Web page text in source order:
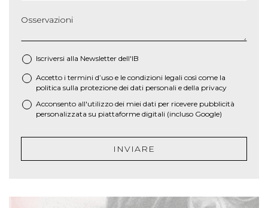
Osservazioni
Iscriversi alla Newsletter dell'IB
* Accetto i termini d’uso e le condizioni legali così come la
politica sulla protezione dei dati personali e della privacy
Acconsento all'utilizzo dei miei dati per ricevere pubblicità
personalizzata su piattaforme digitali (incluso Google)
INVIARE